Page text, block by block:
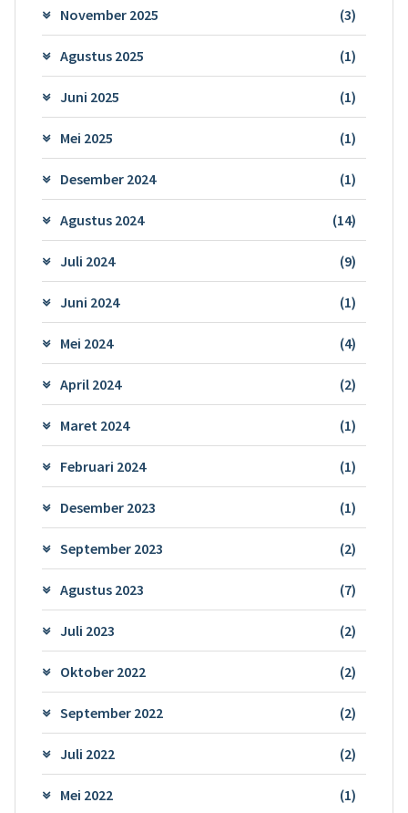
November 2025 (3)
Agustus 2025 (1)
Juni 2025 (1)
Mei 2025 (1)
Desember 2024 (1)
Agustus 2024 (14)
Juli 2024 (9)
Juni 2024 (1)
Mei 2024 (4)
April 2024 (2)
Maret 2024 (1)
Februari 2024 (1)
Desember 2023 (1)
September 2023 (2)
Agustus 2023 (7)
Juli 2023 (2)
Oktober 2022 (2)
September 2022 (2)
Juli 2022 (2)
Mei 2022 (1)